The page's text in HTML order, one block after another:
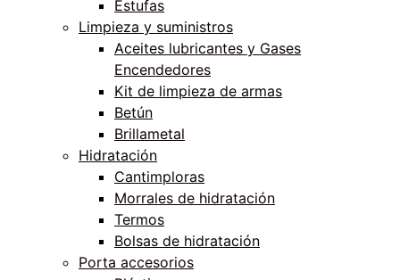
Estufas
Limpieza y suministros
Aceites lubricantes y Gases
Encendedores
Kit de limpieza de armas
Betún
Brillametal
Hidratación
Cantimploras
Morrales de hidratación
Termos
Bolsas de hidratación
Porta accesorios